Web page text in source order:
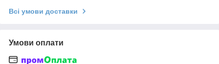
Всі умови доставки
Умови оплати